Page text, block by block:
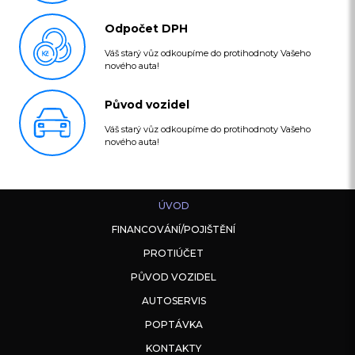
Odpočet DPH
Váš starý vůz odkoupíme do protihodnoty Vašeho
nového auta!
Původ vozidel
Váš starý vůz odkoupíme do protihodnoty Vašeho
nového auta!
ÚVOD
FINANCOVÁNÍ/POJIŠTĚNÍ
PROTIÚČET
PŮVOD VOZIDEL
AUTOSERVIS
POPTÁVKA
KONTAKTY